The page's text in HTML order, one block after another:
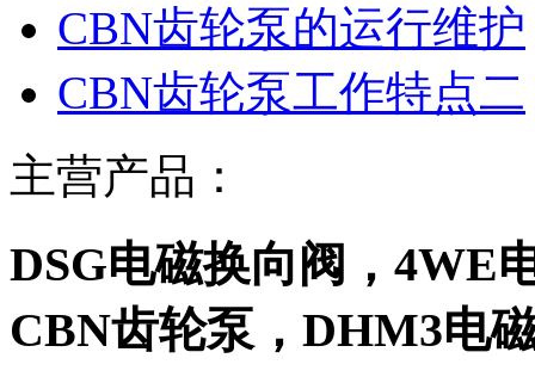
CBN齿轮泵的运行维护
CBN齿轮泵工作特点二
主营产品：
DSG电磁换向阀，4WE
CBN齿轮泵，DHM3电